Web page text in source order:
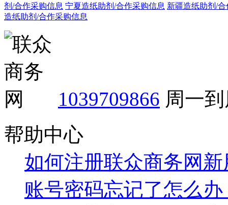
剂/合作采购信息 宁夏造纸助剂/合作采购信息 新疆造纸助剂/
造纸助剂/合作采购信息
1039709866 周一
帮助中心
如何注册联众商务网
账号密码忘记了怎么办